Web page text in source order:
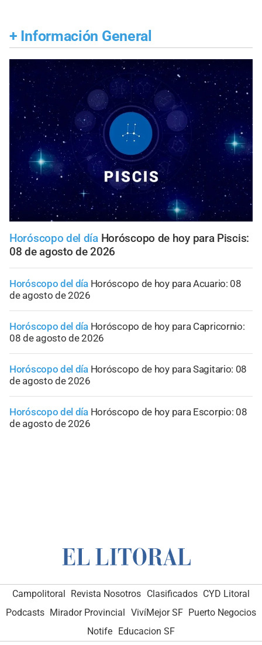
+ Información General
Horóscopo del día Horóscopo de hoy para Piscis:
08 de agosto de 2026
Horóscopo del día Horóscopo de hoy para Acuario: 08
de agosto de 2026
Horóscopo del día Horóscopo de hoy para Capricornio:
08 de agosto de 2026
Horóscopo del día Horóscopo de hoy para Sagitario: 08
de agosto de 2026
Horóscopo del día Horóscopo de hoy para Escorpio: 08
de agosto de 2026
Campolitoral Revista Nosotros Clasificados CYD Litoral
Podcasts Mirador Provincial VivíMejor SF Puerto Negocios
Notife Educacion SF